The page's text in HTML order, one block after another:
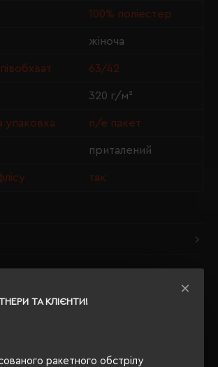
ТА КЛІЄНТИ!
ракетного обстрілу
100% поліестер
жіноча
63/42
320 г/м²
упаковка п/е пакет
приталений
так